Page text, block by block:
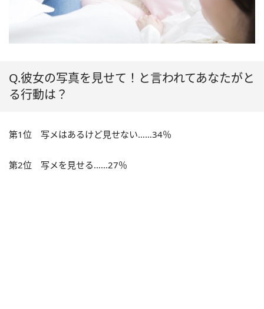
Q.彼女の写真を見せて！と言われてあなたがと
る行動は？
第1位 写メはあるけど見せない……34％
第2位 写メを見せる……27％